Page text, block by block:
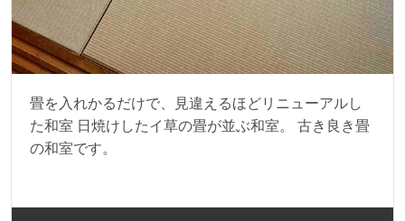
畳を入れかるだけで、見違えるほどリニューアルし
た和室 日焼けしたイ草の畳が並ぶ和室。 古き良き畳
の和室です。